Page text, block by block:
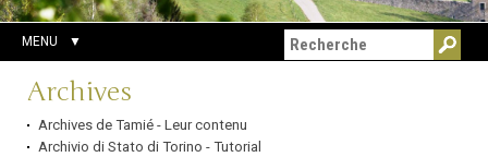
MENU
Navigation
Archives
Archives de Tamié - Leur contenu
Archivio di Stato di Torino - Tutorial